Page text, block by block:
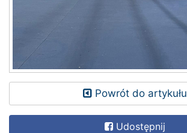
Powrót do artykułu
Udostępnij